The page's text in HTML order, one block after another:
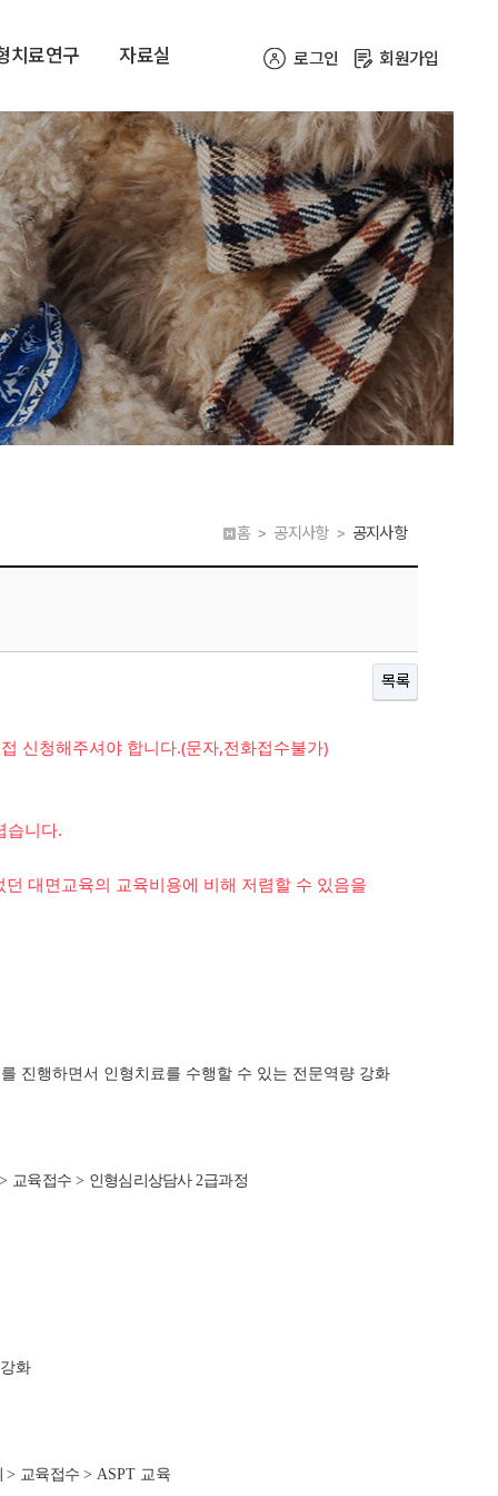
로그인 회원가입
치료연구 자료실
홈 > 공지사항 > 공지사항
목록
신청해주셔야 합니다.(문자,전화접수불가)
습니다.
대면교육의 교육비용에 비해 저렴할 수 있음을
진행하면서 인형치료를 수행할 수 있는 전문역량 강화
> 교육접수 > 인형심리상담사 2급과정
화
> 교육접수 > ASPT 교육